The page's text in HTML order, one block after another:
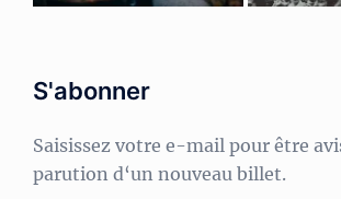
S'abonner
Saisissez votre e-mail pour être
parution d‘un nouveau billet.